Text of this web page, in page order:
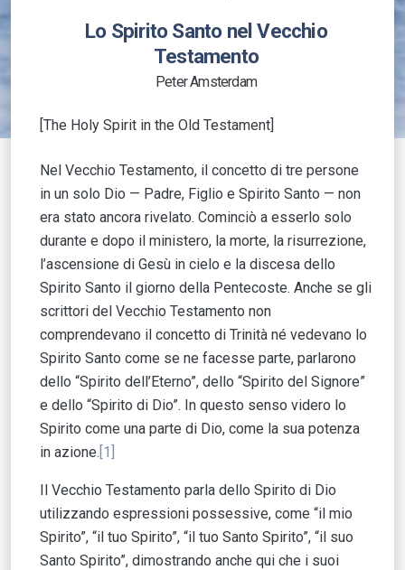
Lo Spirito Santo nel Vecchio
Testamento
Peter Amsterdam
[The Holy Spirit in the Old Testament]
Nel Vecchio Testamento, il concetto di tre persone
in un solo Dio — Padre, Figlio e Spirito Santo — non
era stato ancora rivelato. Cominciò a esserlo solo
durante e dopo il ministero, la morte, la risurrezione,
l’ascensione di Gesù in cielo e la discesa dello
Spirito Santo il giorno della Pentecoste. Anche se gli
scrittori del Vecchio Testamento non
comprendevano il concetto di Trinità né vedevano lo
Spirito Santo come se ne facesse parte, parlarono
dello “Spirito dell’Eterno”, dello “Spirito del Signore”
e dello “Spirito di Dio”. In questo senso videro lo
Spirito come una parte di Dio, come la sua potenza
in azione.[1]
Il Vecchio Testamento parla dello Spirito di Dio
utilizzando espressioni possessive, come “il mio
Spirito”, “il tuo Spirito”, “il tuo Santo Spirito”, “il suo
Santo Spirito”, dimostrando anche qui che i suoi